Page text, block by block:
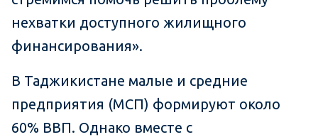
нехватки доступного жилищного
финансирования».
В Таджикистане малые и средние
предприятия (МСП) формируют около
60% ВВП. Однако вместе с